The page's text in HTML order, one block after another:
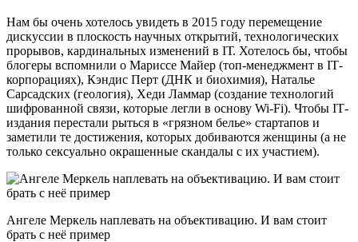
Нам бы очень хотелось увидеть в 2015 году перемещение
дискуссии в плоскость научных открытий, технологических
прорывов, кардинальных изменений в ІТ. Хотелось бы, чтобы
блогеры вспомнили о Мариссе Майер (топ-менеджмент в ІТ-
корпорациях), Кэндис Перт (ДНК и биохимия), Наталье
Сарсадских (геология), Хеди Ламмар (создание технологий
шифрованной связи, которые легли в основу Wi-Fi). Чтобы ІТ-
издания перестали рыться в «грязном белье» стартапов и
заметили те достижения, которых добиваются женщины (а не
только сексуально окрашенные скандалы с их участием).
Ангеле Меркель наплевать на объективацию. И вам стоит
брать с неё пример